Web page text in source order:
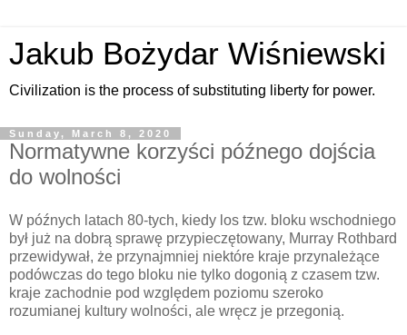
Jakub Bożydar Wiśniewski
Civilization is the process of substituting liberty for power.
Sunday, March 8, 2020
Normatywne korzyści późnego dojścia
do wolności
W późnych latach 80-tych, kiedy los tzw. bloku wschodniego
był już na dobrą sprawę przypieczętowany, Murray Rothbard
przewidywał, że przynajmniej niektóre kraje przynależące
podówczas do tego bloku nie tylko dogonią z czasem tzw.
kraje zachodnie pod względem poziomu szeroko
rozumianej kultury wolności, ale wręcz je przegonią.